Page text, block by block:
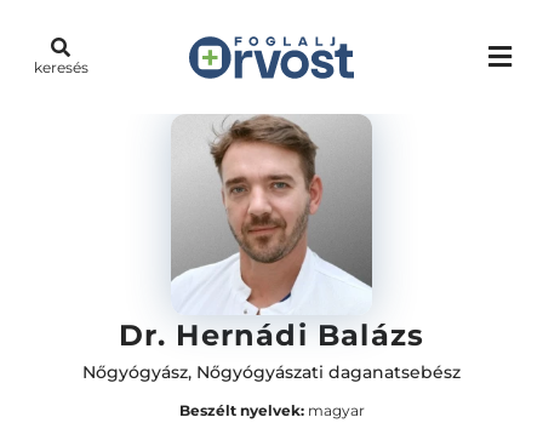
keresés
Dr. Hernádi Balázs
Nőgyógyász, Nőgyógyászati daganatsebész
Beszélt nyelvek:magyar